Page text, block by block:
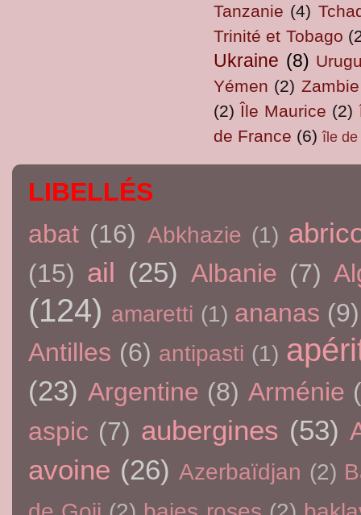
Tanzanie (4)
Trinité et Tobago
Ukraine (8)
Yémen (2) Zambie
(2) Île Maurice (2)
de France (6) île de
LIBELLÉS
abat (16) Abkhazie (1)
(15) ail (25) Albanie (7)
(124) amaretti (1) ananas (9)
Antilles (6) antipasti (1)
(23) Argentine (8) Arménie
aspic (7) aubergines (53)
avoine (26) Azerbaïdjan (2)